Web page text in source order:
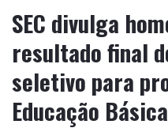
SEC divulga
resultado final
seletivo para
Educação Básica